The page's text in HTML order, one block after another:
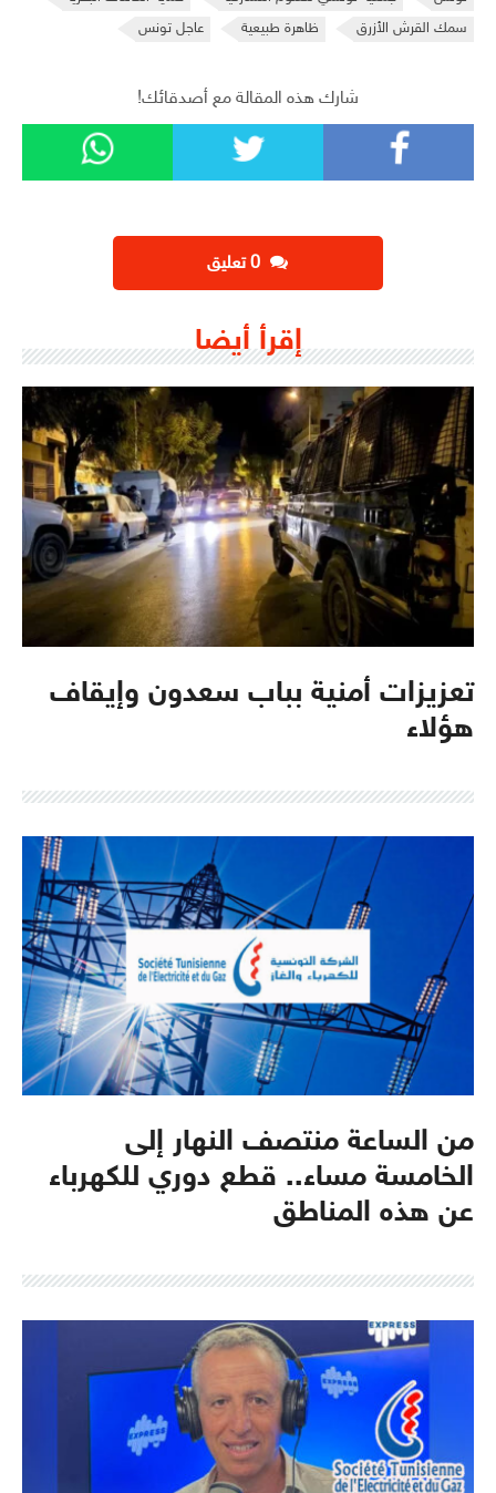
سمك القرش الأزرق
ظاهرة طبيعية عاجل تونس
شارك هذه المقالة مع أصدقائك!
إقرأ أيضا
تعزيزات أمنية بباب سعدون وإيقاف
هؤلاء
من الساعة منتصف النهار إلى
الخامسة مساء.. قطع دوري للكهرباء
عن هذه المناطق